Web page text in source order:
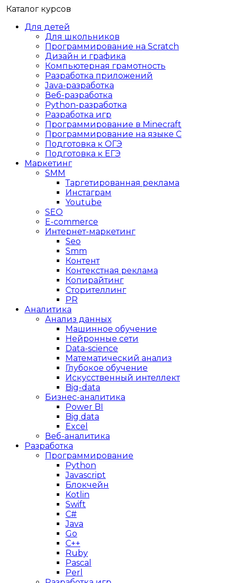
Каталог курсов
Для детей
Для школьников
Программирование на Scratch
Дизайн и графика
Компьютерная грамотность
Разработка приложений
Java-разработка
Веб-разработка
Python-разработка
Разработка игр
Программирование в Minecraft
Программирование на языке C
Подготовка к ОГЭ
Подготовка к ЕГЭ
Маркетинг
SMM
Таргетированная реклама
Инстаграм
Youtube
SEO
E-сommerce
Интернет-маркетинг
Seo
Smm
Контент
Контекстная реклама
Копирайтинг
Сторителлинг
PR
Аналитика
Анализ данных
Машинное обучение
Нейронные сети
Data-science
Математический анализ
Глубокое обучение
Искусственный интеллект
Big-data
Бизнес-аналитика
Power BI
Big data
Excel
Веб-аналитика
Разработка
Программирование
Python
Javascript
Блокчейн
Kotlin
Swift
C#
Java
Go
C++
Ruby
Pascal
Perl